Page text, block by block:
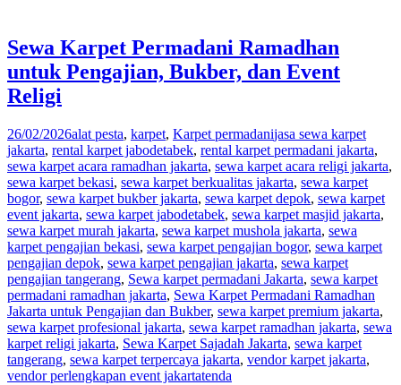
Sewa Karpet Permadani Ramadhan
untuk Pengajian, Bukber, dan Event
Religi
26/02/2026alat pesta, karpet, Karpet permadanijasa sewa karpet
jakarta, rental karpet jabodetabek, rental karpet permadani jakarta,
sewa karpet acara ramadhan jakarta, sewa karpet acara religi jakarta,
sewa karpet bekasi, sewa karpet berkualitas jakarta, sewa karpet
bogor, sewa karpet bukber jakarta, sewa karpet depok, sewa karpet
event jakarta, sewa karpet jabodetabek, sewa karpet masjid jakarta,
sewa karpet murah jakarta, sewa karpet mushola jakarta, sewa
karpet pengajian bekasi, sewa karpet pengajian bogor, sewa karpet
pengajian depok, sewa karpet pengajian jakarta, sewa karpet
pengajian tangerang, Sewa karpet permadani Jakarta, sewa karpet
permadani ramadhan jakarta, Sewa Karpet Permadani Ramadhan
Jakarta untuk Pengajian dan Bukber, sewa karpet premium jakarta,
sewa karpet profesional jakarta, sewa karpet ramadhan jakarta, sewa
karpet religi jakarta, Sewa Karpet Sajadah Jakarta, sewa karpet
tangerang, sewa karpet terpercaya jakarta, vendor karpet jakarta,
vendor perlengkapan event jakartatenda